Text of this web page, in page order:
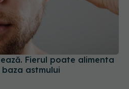
Fierul poate alimenta
astmului